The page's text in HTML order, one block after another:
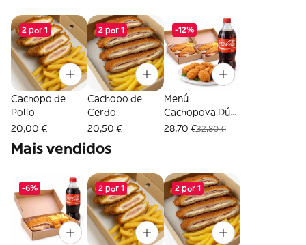
2 por 1
Cachopo de
Pollo
20,00 €
2 por 1
Cachopo de
Cerdo
20,50 €
-12%
Menú
Cachopova Dúo
(Para compartir)
28,70 €32,80 €
Mais vendidos
-6% 2 por 1 2 por 1